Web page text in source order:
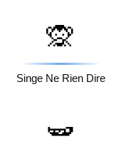
🙊
Singe Ne Rien Dire
🫛